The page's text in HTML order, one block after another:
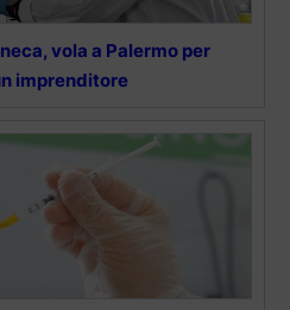
vola a Palermo per
imprenditore